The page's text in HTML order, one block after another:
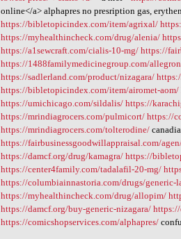
online</a> alphapres no presription gas,
https://bibletopicindex.com/item/agrixal/
https://myhealthincheck.com/drug/alenia/
https://a1sewcraft.com/cialis-10-mg/ https://
https://1488familymedicinegroup.com/
https://sadlerland.com/product/nizagara/
https://bibletopicindex.com/item/airomet-aom/
https://umichicago.com/sildalis/ https://
https://mrindiagrocers.com/pulmicort/ https://
https://mrindiagrocers.com/tolterodine/
https://fairbusinessgoodwillappraisal.com/
https://damcf.org/drug/kamagra/ https://
https://center4family.com/tadalafil-20-mg/
https://columbiainnastoria.com/drugs/generic-
https://myhealthincheck.com/drug/allopim/
https://damcf.org/buy-generic-nizagara/
https://comicshopservices.com/alphapres/